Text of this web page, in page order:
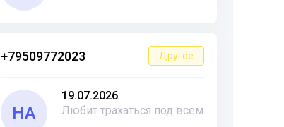
+79509772023 Другое
НА
19.07.2026
Любит трахаться под всем